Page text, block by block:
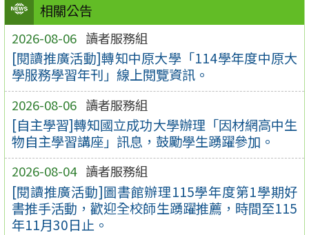
相關公告
2026-08-06 讀者服務組
[閱讀推廣活動]轉知中原大學「114學年度中原大
學服務學習年刊」線上閱覽資訊。
2026-08-06 讀者服務組
[自主學習]轉知國立成功大學辦理「因材網高中生
物自主學習講座」訊息，鼓勵學生踴躍參加。
2026-08-04 讀者服務組
[閱讀推廣活動]圖書館辦理115學年度第1學期好
書推手活動，歡迎全校師生踴躍推薦，時間至115
年11月30日止。